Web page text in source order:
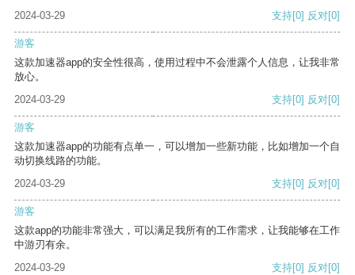
2024-03-29 支持[0] 反对[0]
游客
这款加速器app的安全性很高，使用过程中不会泄露个人信息，让我非常
放心。
2024-03-29
支持[0] 反对[0]
游客
这款加速器app的功能有点单一，可以增加一些新功能，比如增加一个自
动切换线路的功能。
2024-03-29
支持[0] 反对[0]
游客
这款app的功能非常强大，可以满足我所有的工作需求，让我能够在工作
中游刃有余。
2024-03-29
支持[0] 反对[0]